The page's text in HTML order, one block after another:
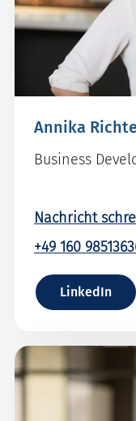
Annika
Business
Nachricht
+49 160
LinkedIn